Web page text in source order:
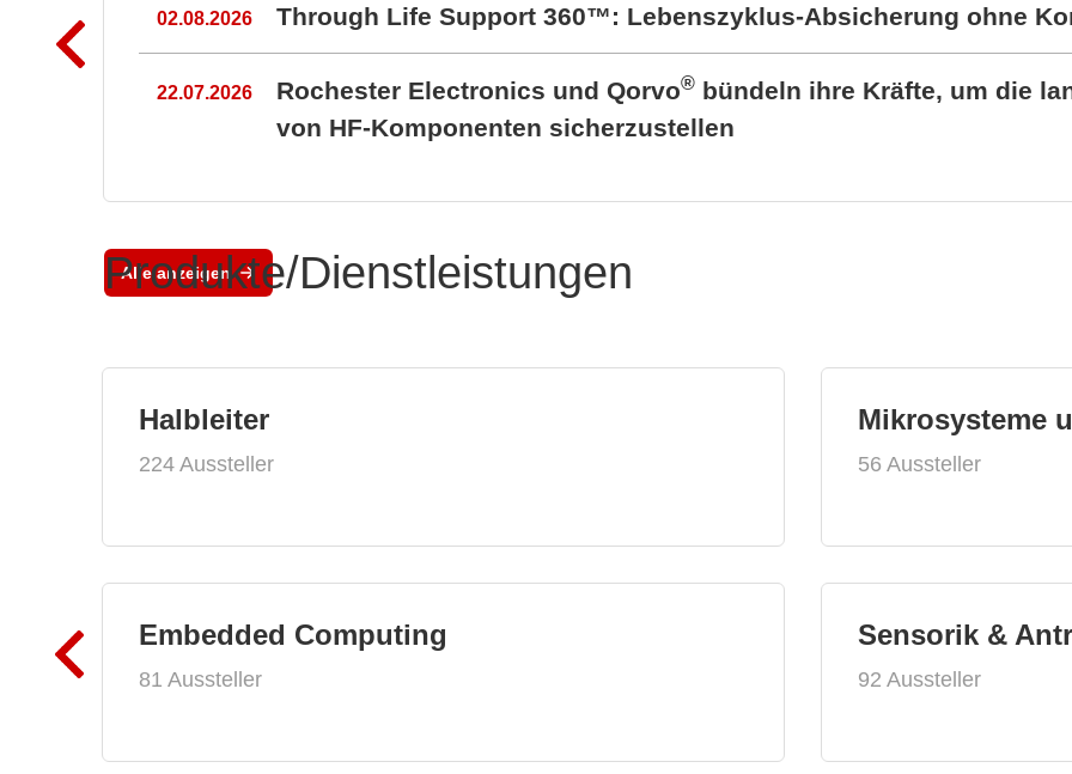
02.08.2026 Through Life Support 360™: Lebenszyklus-Absicherung ohne
22.07.2026 Rochester Electronics und Qorvo® bündeln ihre Kräfte, um die
von HF-Komponenten sicherzustellen
Alle anzeigen
Produkte/Dienstleistungen
Halbleiter
224 Aussteller
Embedded Computing
81 Aussteller
Mikrosysteme
56 Aussteller
Sensorik &
92 Aussteller